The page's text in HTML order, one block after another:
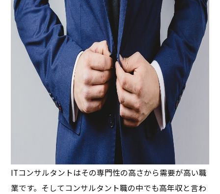
ITコンサルタントはその専門性の高さから需要が高い職
業です。そしてコンサルタント職の中でも高年収と言わ